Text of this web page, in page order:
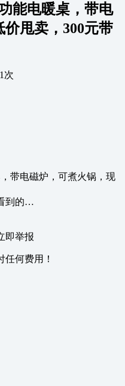
能电暖桌，带电
甩卖，300元带
次
带电磁炉，可煮火锅，现
到的…
即举报
何费用！